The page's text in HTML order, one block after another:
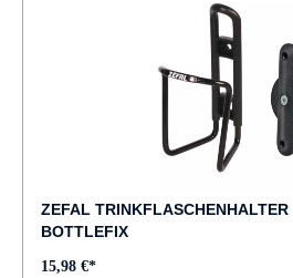
ZEFAL
BOTTLEFIX
15,98 €*